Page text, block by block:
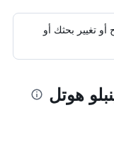
تغيير بحثك أو
هوتل